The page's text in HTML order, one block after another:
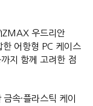
우드리안
한 어항형 PC 케이스
지 함께 고려한 점
속·플라스틱 케이